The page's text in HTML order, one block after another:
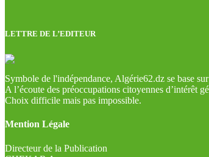
LETTRE DE L’EDITEUR
Symbole de l'indépendance, Algérie62.dz se base
A l’écoute des préoccupations citoyennes d’intérêt
Choix difficile mais pas impossible.
Mention Légale
Directeur de la Publication